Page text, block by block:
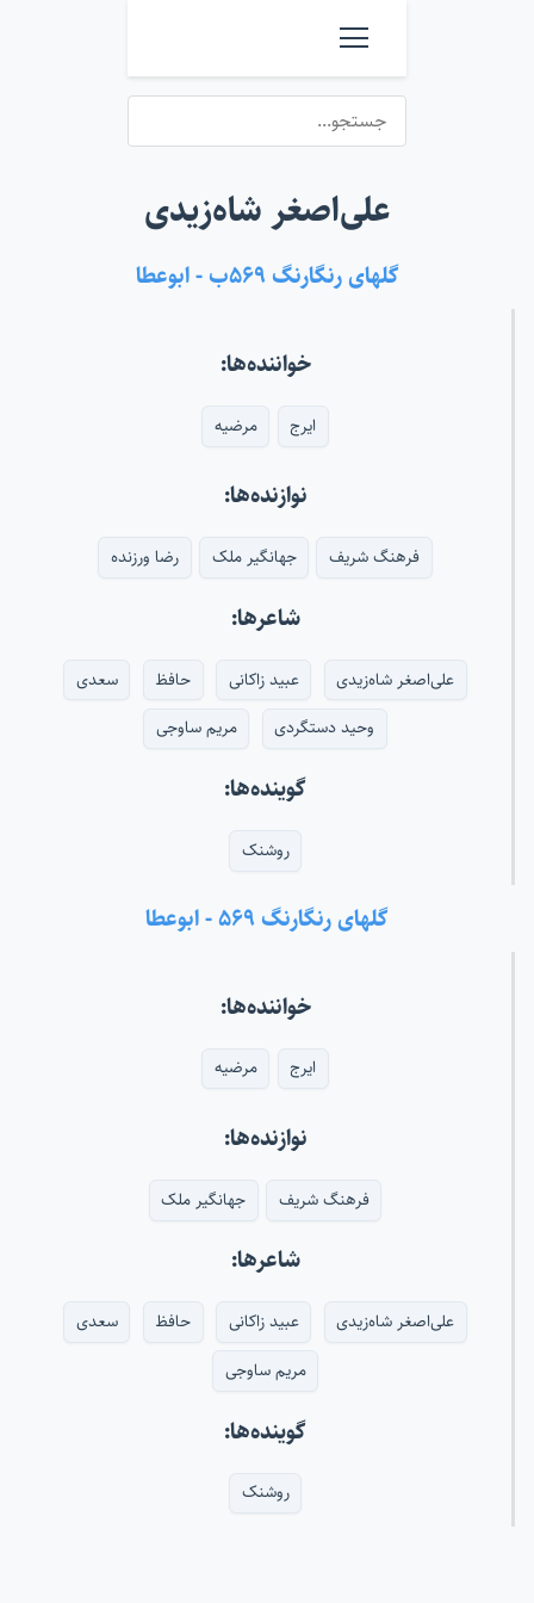
علی‌اصغر شاه‌زیدی
گلهای رنگارنگ ۵۶۹ب - ابوعطا
خواننده‌ها:
ایرج مرضیه
نوازنده‌ها:
فرهنگ شریف جهانگیر ملک رضا ورزنده
شاعرها:
علی‌اصغر شاه‌زیدی عبید زاکانی حافظ
سعدی
وحید دستگردی
مریم ساوجی
گوینده‌ها:
روشنک
گلهای رنگارنگ ۵۶۹ - ابوعطا
خواننده‌ها:
ایرج مرضیه
نوازنده‌ها:
فرهنگ شریف جهانگیر ملک
شاعرها:
علی‌اصغر شاه‌زیدی عبید زاکانی حافظ
سعدی
مریم ساوجی
گوینده‌ها:
روشنک